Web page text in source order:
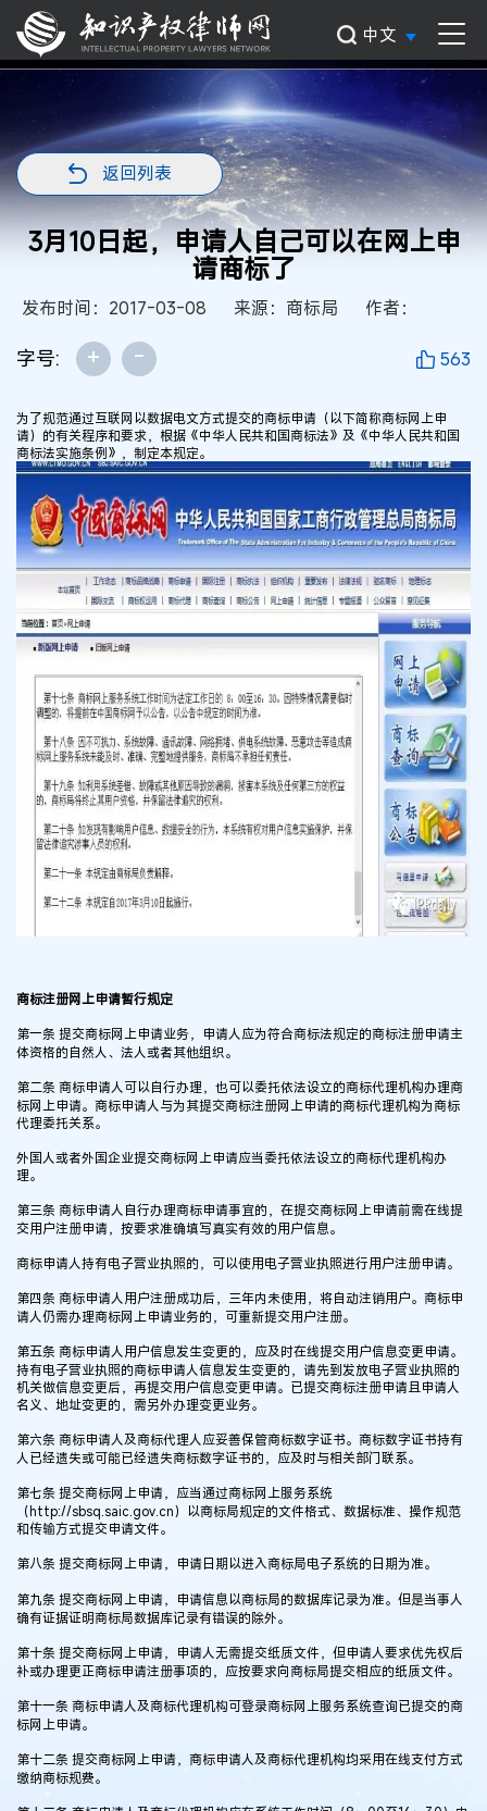
中文
返回列表
3月10日起，申请人自己可以在网上申
请商标了
发布时间：2017-03-08 来源：商标局 作者：
字号: + - 563
为了规范通过互联网以数据电文方式提交的商标申请（以下简称商标网上申
请）的有关程序和要求，根据《中华人民共和国商标法》及《中华人民共和国
商标法实施条例》，制定本规定。
商标注册网上申请暂行规定
第一条 提交商标网上申请业务，申请人应为符合商标法规定的商标注册申请主
体资格的自然人、法人或者其他组织。
第二条 商标申请人可以自行办理，也可以委托依法设立的商标代理机构办理商
标网上申请。商标申请人与为其提交商标注册网上申请的商标代理机构为商标
代理委托关系。
外国人或者外国企业提交商标网上申请应当委托依法设立的商标代理机构办
理。
第三条 商标申请人自行办理商标申请事宜的，在提交商标网上申请前需在线提
交用户注册申请，按要求准确填写真实有效的用户信息。
商标申请人持有电子营业执照的，可以使用电子营业执照进行用户注册申请。
第四条 商标申请人用户注册成功后，三年内未使用，将自动注销用户。商标申
请人仍需办理商标网上申请业务的，可重新提交用户注册。
第五条 商标申请人用户信息发生变更的，应及时在线提交用户信息变更申请。
持有电子营业执照的商标申请人信息发生变更的，请先到发放电子营业执照的
机关做信息变更后，再提交用户信息变更申请。已提交商标注册申请且申请人
名义、地址变更的，需另外办理变更业务。
第六条 商标申请人及商标代理人应妥善保管商标数字证书。商标数字证书持有
人已经遗失或可能已经遗失商标数字证书的，应及时与相关部门联系。
第七条 提交商标网上申请，应当通过商标网上服务系统
（http://sbsq.saic.gov.cn）以商标局规定的文件格式、数据标准、操作规范
和传输方式提交申请文件。
第八条 提交商标网上申请，申请日期以进入商标局电子系统的日期为准。
第九条 提交商标网上申请，申请信息以商标局的数据库记录为准。但是当事人
确有证据证明商标局数据库记录有错误的除外。
第十条 提交商标网上申请，申请人无需提交纸质文件，但申请人要求优先权后
补或办理更正商标申请注册事项的，应按要求向商标局提交相应的纸质文件。
第十一条 商标申请人及商标代理机构可登录商标网上服务系统查询已提交的商
标网上申请。
第十二条 提交商标网上申请，商标申请人及商标代理机构均采用在线支付方式
缴纳商标规费。